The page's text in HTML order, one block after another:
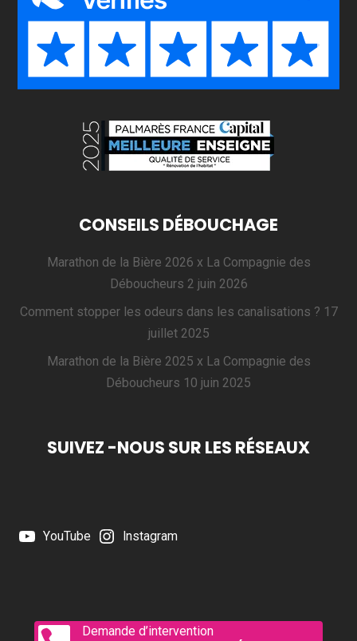
CONSEILS DÉBOUCHAGE
Marathon de la Bière 2026 x La Compagnie des
Déboucheurs 2 juin 2026
Comment stopper les odeurs dans les canalisations ? 17
juillet 2025
Marathon de la Bière 2025 x La Compagnie des
Déboucheurs 10 juin 2025
SUIVEZ -NOUS SUR LES RÉSEAUX
YouTube Instagram
Demande d’intervention